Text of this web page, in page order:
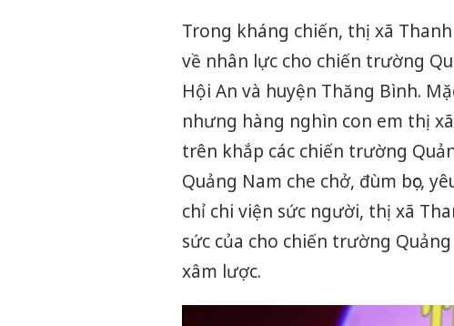
Trong kháng chiến, thị xã
về nhân lực cho chiến trường
Hội An và huyện Thăng Bình.
nhưng hàng nghìn con em thị
trên khắp các chiến trường
Quảng Nam che chở, đùm bọc,
chỉ chi viện sức người, thị xã
sức của cho chiến trường
xâm lược.